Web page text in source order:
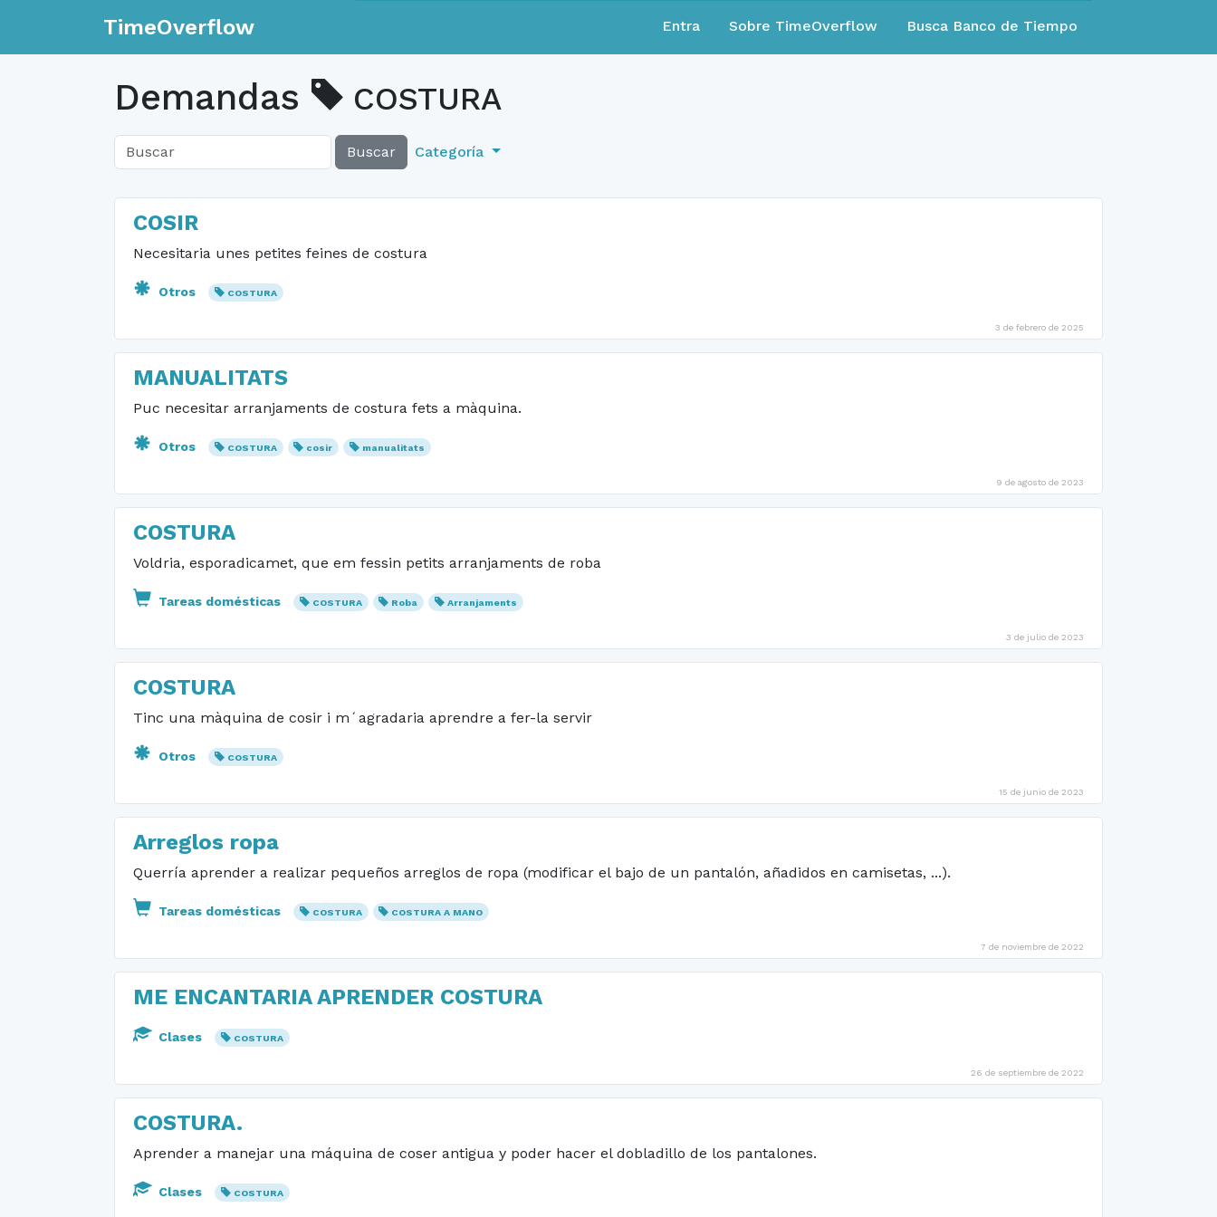
TimeOverflow Entra Sobre TimeOverflow Busca Banco de Tiempo
Demandas COSTURA
Buscar Categoría
COSIR
Necesitaria unes petites feines de costura
Otros COSTURA
3 de febrero de 2025
MANUALITATS
Puc necesitar arranjaments de costura fets a màquina.
Otros COSTURA cosir manualitats
9 de agosto de 2023
COSTURA
Voldria, esporadicamet, que em fessin petits arranjaments de roba
Tareas domésticas COSTURA Roba Arranjaments
3 de julio de 2023
COSTURA
Tinc una màquina de cosir i m´agradaria aprendre a fer-la servir
Otros COSTURA
15 de junio de 2023
Arreglos ropa
Querría aprender a realizar pequeños arreglos de ropa (modificar el bajo de un pantalón, añadidos en camisetas, ...).
Tareas domésticas COSTURA COSTURA A MANO
7 de noviembre de 2022
ME ENCANTARIA APRENDER COSTURA
Clases COSTURA
26 de septiembre de 2022
COSTURA.
Aprender a manejar una máquina de coser antigua y poder hacer el dobladillo de los pantalones.
Clases COSTURA